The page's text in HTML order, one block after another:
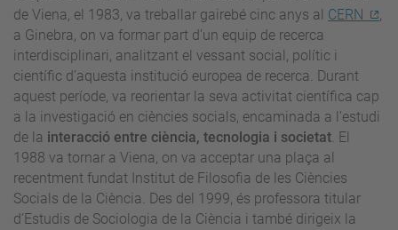
de Viena, el 1983, va treballar gairebé cinc anys al CERN
,
a Ginebra, on va formar part d’un equip de recerca
interdisciplinari, analitzant el vessant social, polític i
científic d’aquesta institució europea de recerca. Durant
aquest període, va reorientar la seva activitat científica cap
a la investigació en ciències socials, encaminada a l’estudi
de la interacció entre ciència, tecnologia i societat. El
1988 va tornar a Viena, on va acceptar una plaça al
recentment fundat Institut de Filosofia de les Ciències
Socials de la Ciència. Des del 1999, és professora titular
d’Estudis de Sociologia de la Ciència i també dirigeix la